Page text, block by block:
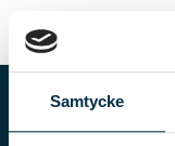
Samtycke